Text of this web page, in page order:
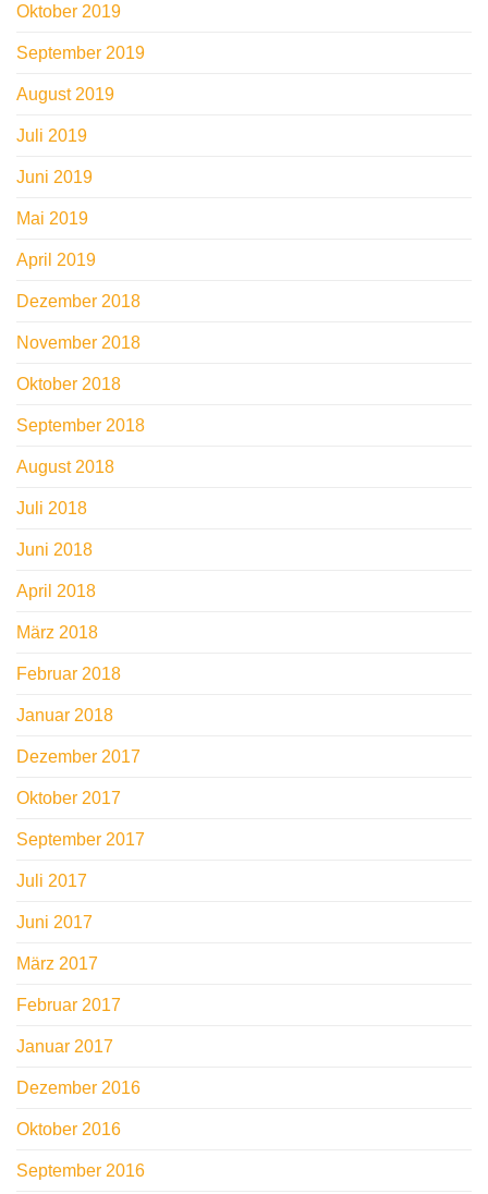
Oktober 2019
September 2019
August 2019
Juli 2019
Juni 2019
Mai 2019
April 2019
Dezember 2018
November 2018
Oktober 2018
September 2018
August 2018
Juli 2018
Juni 2018
April 2018
März 2018
Februar 2018
Januar 2018
Dezember 2017
Oktober 2017
September 2017
Juli 2017
Juni 2017
März 2017
Februar 2017
Januar 2017
Dezember 2016
Oktober 2016
September 2016